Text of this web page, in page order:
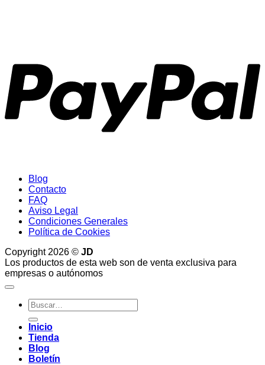
Blog
Contacto
FAQ
Aviso Legal
Condiciones Generales
Política de Cookies
Copyright 2026 © JD
Los productos de esta web son de venta exclusiva para
empresas o autónomos
Buscar
por:
Inicio
Tienda
Blog
Boletín